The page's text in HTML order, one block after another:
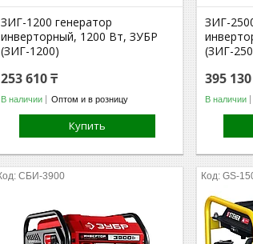
ЗИГ-1200 генератор
инверторный, 1200 Вт, ЗУБР
(ЗИГ-1200)
253 610 ₸
В наличии Оптом и в розницу
Купить
ЗИГ-
(ЗИГ-
395
В наличии
СБИ-3900 GS-